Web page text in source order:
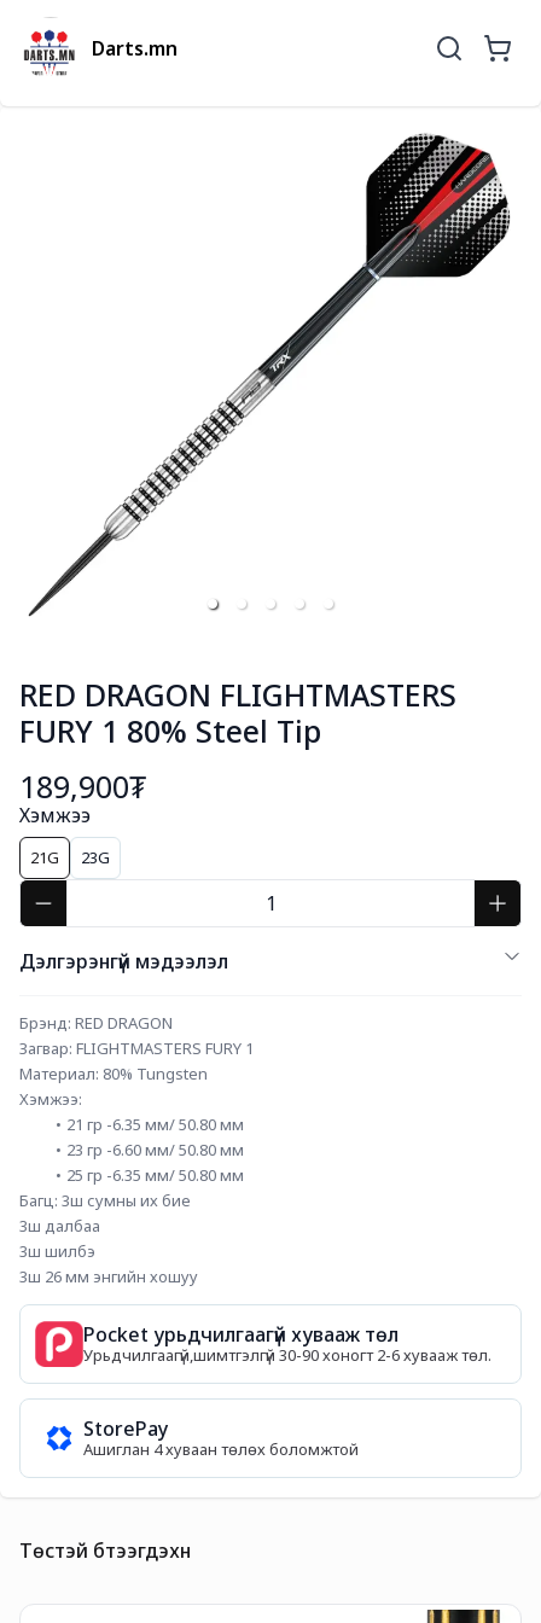
Darts.mn
RED DRAGON FLIGHTMASTERS
FURY 1 80% Steel Tip
189,900₮
Хэмжээ
21G 23G
Дэлгэрэнгүй мэдээлэл
Брэнд: RED DRAGON
Загвар: FLIGHTMASTERS FURY 1
Материал: 80% Tungsten
Хэмжээ:
21 гр -6.35 мм/ 50.80 мм
23 гр -6.60 мм/ 50.80 мм
25 гр -6.35 мм/ 50.80 мм
Багц: 3ш сумны их бие
3ш далбаа
3ш шилбэ
3ш 26 мм энгийн хошуу
Pocket урьдчилгаагүй хувааж төл
Урьдчилгаагүй,шимтгэлгүй 30-90 хоногт 2-6 хувааж төл.
StorePay
Ашиглан 4 хуваан төлөх боломжтой
Төстэй бүтээгдэхүүн